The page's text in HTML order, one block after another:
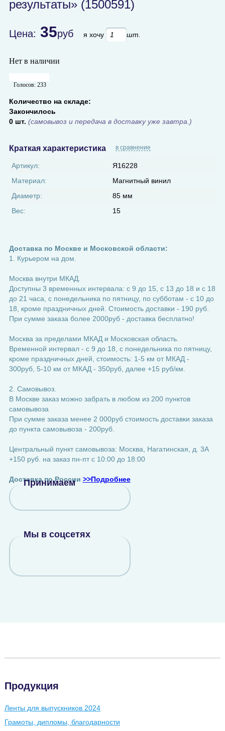
результаты» (1500591)
Цена: 35руб я хочу шт.
Нет в наличии
Голосов: 233
Количество на складе:
Закончилось
0 шт. (самовывоз и передача в доставку уже завтра.)
Краткая характеристика в сравнение
Артикул:
Я16228
Материал:
Магнитный винил
Диаметр:
85 мм
Вес:
15
Доставка по Москве и Московской области:
1. Курьером на дом.
Москва внутри МКАД.
Доступны 3 временных интервала: с 9 до 15, с 13 до 18 и с 18
до 21 часа, с понедельника по пятницу, по субботам - с 10 до
18, кроме праздничных дней. Стоимость доставки - 190 руб.
При сумме заказа более 2000руб - доставка бесплатно!
Москва за пределами МКАД и Московская область.
Временной интервал - с 9 до 18, с понедельника по пятницу,
кроме праздничных дней, стоимость: 1-5 км от МКАД -
300руб, 5-10 км от МКАД - 350руб, далее +15 руб/км.
2. Самовывоз.
В Москве заказ можно забрать в любом из 200 пунктов
самовывоза
При сумме заказа менее 2 000руб стоимость доставки заказа
до пункта самовывоза - 200руб.
Центральный пункт самовывоза: Москва, Нагатинская, д. 3А
+150 руб. на заказ пн-пт с 10:00 до 18:00
Доставка по России >>Подробнее
Принимаем
Мы в соцсетях
Продукция
Ленты для выпускников 2024
Грамоты, дипломы, благодарности